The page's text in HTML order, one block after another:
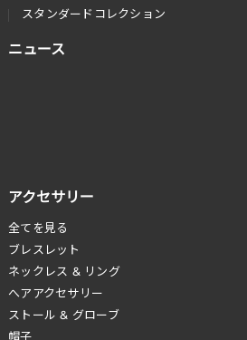
スタンダードコレクション
ニュース
アクセサリー
全てを見る
ブレスレット
ネックレス & リング
へアアクセサリー
ストール & グローブ
帽子